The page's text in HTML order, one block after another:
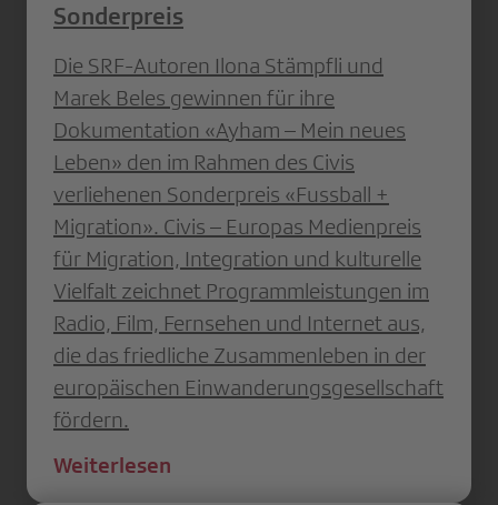
Sonderpreis
Die SRF-Autoren Ilona Stämpfli und
Marek Beles gewinnen für ihre
Dokumentation «Ayham – Mein neues
Leben» den im Rahmen des Civis
verliehenen Sonderpreis «Fussball +
Migration». Civis – Europas Medienpreis
für Migration, Integration und kulturelle
Vielfalt zeichnet Programmleistungen im
Radio, Film, Fernsehen und Internet aus,
die das friedliche Zusammenleben in der
europäischen Einwanderungsgesellschaft
fördern.
Weiterlesen